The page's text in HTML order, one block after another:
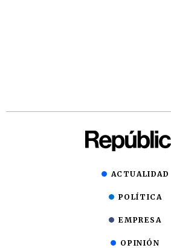
ACTUALIDAD
POLÍTICA
EMPRESA
OPINIÓN